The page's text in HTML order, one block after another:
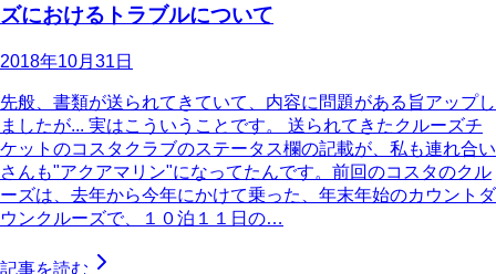
ズにおけるトラブルについて
2018年10月31日
先般、書類が送られてきていて、内容に問題がある旨アップし
ましたが... 実はこういうことです。 送られてきたクルーズチ
ケットのコスタクラブのステータス欄の記載が、私も連れ合い
さんも"アクアマリン"になってたんです。前回のコスタのクル
ーズは、去年から今年にかけて乗った、年末年始のカウントダ
ウンクルーズで、１０泊１１日の…
記事を読む